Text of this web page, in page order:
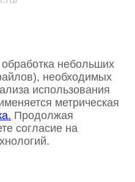
небольших
необходимых
использования
метрическая
Продолжая
согласие на